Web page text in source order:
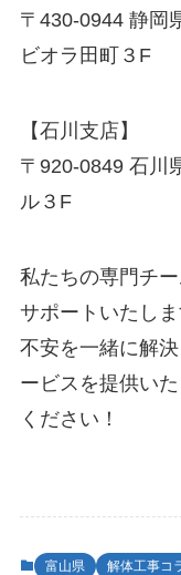
〒430-0944 静岡
ビオラ田町３F
【石川支店】
〒920-0849 石川
ル３F
私たちの専門チ
サポートいたし
不安を一緒に解
ービスを提供い
ください！
富山県 解体工事コ